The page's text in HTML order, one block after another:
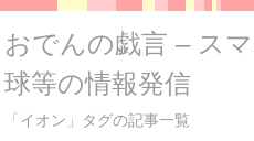
おでんの戯言 – ス
球等の情報発信
「イオン」タグの記事一覧